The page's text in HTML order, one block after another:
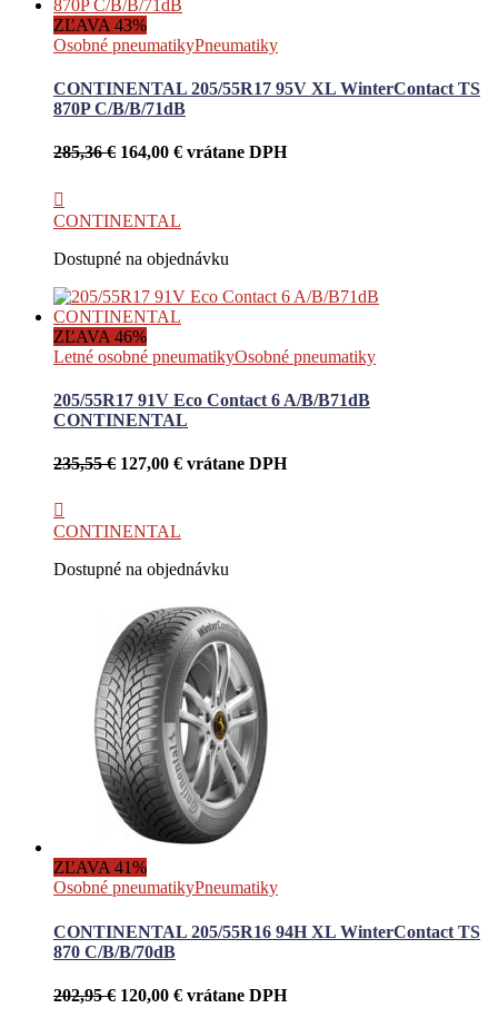
ZĽAVA 43%
Osobné pneumatikyPneumatiky
CONTINENTAL 205/55R17 95V XL WinterContact TS
870P C/B/B/71dB
285,36€ Pôvodná
285,36 €.
164,00 €Aktuálna
vrátane DPH
CONTINENTAL
Dostupné na objednávku
ZĽAVA 46%
Letné osobné pneumatikyOsobné pneumatiky
205/55R17 91V Eco Contact 6 A/B/B71dB
CONTINENTAL
235,55€ Pôvodná
235,55 €.
127,00 €Aktuálna
vrátane DPH
CONTINENTAL
Dostupné na objednávku
ZĽAVA 41%
Osobné pneumatikyPneumatiky
CONTINENTAL 205/55R16 94H XL WinterContact TS
870 C/B/B/70dB
202,95€ Pôvodná
120,00 €Aktuálna
vrátane DPH